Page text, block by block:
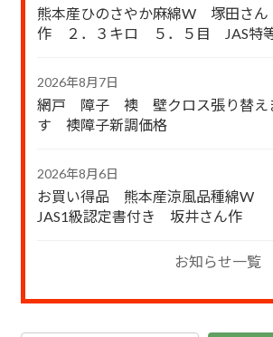
熊本産ひのさやか麻綿W 塚田さん
作 ２．３キロ ５．５目 JAS特
2026年8月7日
網戸 障子 襖 壁クロス張り替え
す 襖障子新調価格
2026年8月6日
お買い得品 熊本産涼風品種綿W
JAS1級認定書付き 坂井さん作
お知らせ一覧